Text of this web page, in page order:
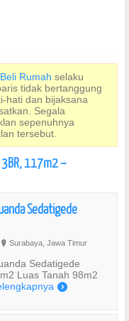
Rumah selaku
tidak bertanggung
hati dan bijaksana
Segala
sepenuhnya
tersebut.
117m2 –
Sedatigede
? Surabaya, Jawa Timur
Sedatigede
Luas Tanah 98m2
)